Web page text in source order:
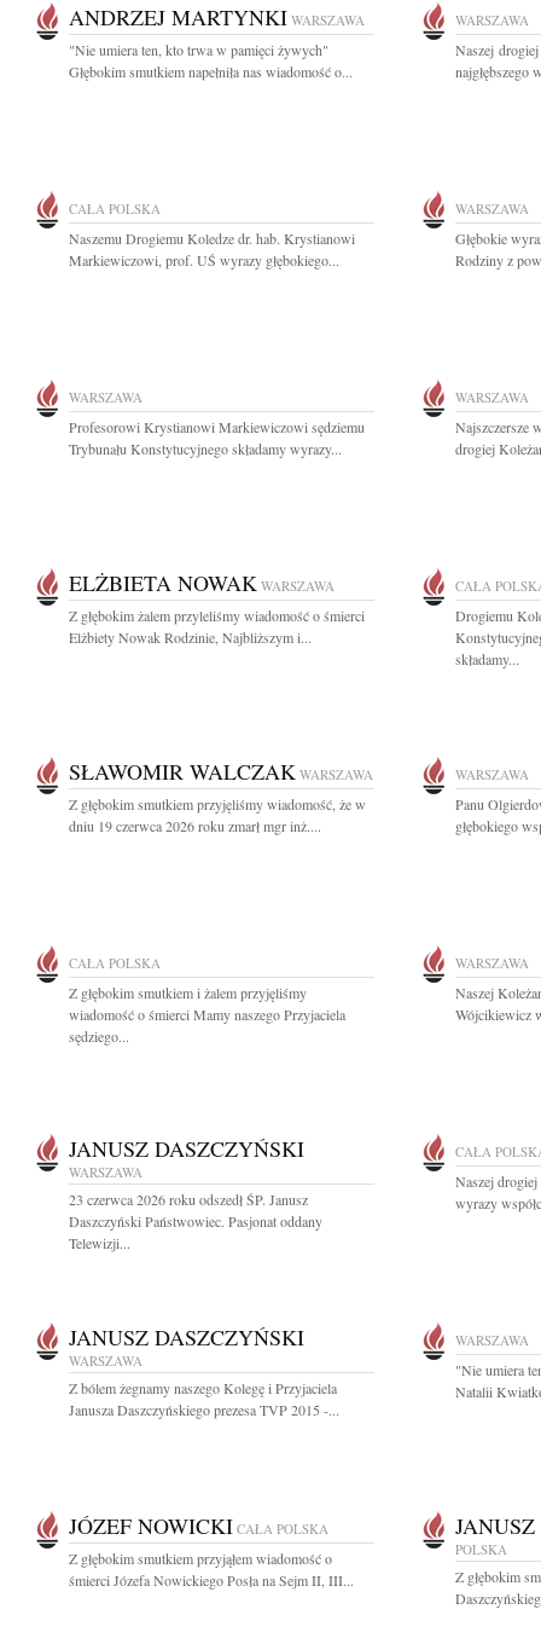
ANDRZEJ MARTYNKI WARSZAWA
"Nie umiera ten, kto trwa w pamięci żywych"
Głębokim smutkiem napełniła nas wiadomość o...
WARSZAWA
Naszej
najgłębszego
CAŁA POLSKA
Naszemu Drogiemu Koledze dr. hab. Krystianowi
Markiewiczowi, prof. UŚ wyrazy głębokiego...
WARSZAWA
Głębokie
Rodziny z
WARSZAWA
Profesorowi Krystianowi Markiewiczowi sędziemu
Trybunału Konstytucyjnego składamy wyrazy...
WARSZAWA
Najszczersze
drogiej
ELŻBIETA NOWAK WARSZAWA
Z głębokim żalem przyleliśmy wiadomość o śmierci
Elżbiety Nowak Rodzinie, Najbliższym i...
CAŁA
Drogiemu
składamy...
SŁAWOMIR WALCZAK WARSZAWA
Z głębokim smutkiem przyjęliśmy wiadomość, że w
dniu 19 czerwca 2026 roku zmarł mgr inż....
WARSZAWA
Panu
głębokiego
CAŁA POLSKA
Z głębokim smutkiem i żalem przyjęliśmy
wiadomość o śmierci Mamy naszego Przyjaciela
sędziego...
WARSZAWA
Naszej
Wójcikiewicz
JANUSZ DASZCZYŃSKI
WARSZAWA
23 czerwca 2026 roku odszedł ŚP. Janusz
Daszczyński Państwowiec. Pasjonat oddany
Telewizji...
CAŁA
Naszej
wyrazy
JANUSZ DASZCZYŃSKI
WARSZAWA
Z bólem żegnamy naszego Kolegę i Przyjaciela
Janusza Daszczyńskiego prezesa TVP 2015 -...
WARSZAWA
"Nie umiera
Natalii
JÓZEF NOWICKI CAŁA POLSKA
Z głębokim smutkiem przyjąłem wiadomość o
śmierci Józefa Nowickiego Posła na Sejm II, III...
POLSKA
Z głębokim